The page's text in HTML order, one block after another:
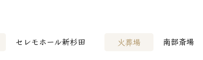
セレモホール新杉田 火葬場 南部斎場